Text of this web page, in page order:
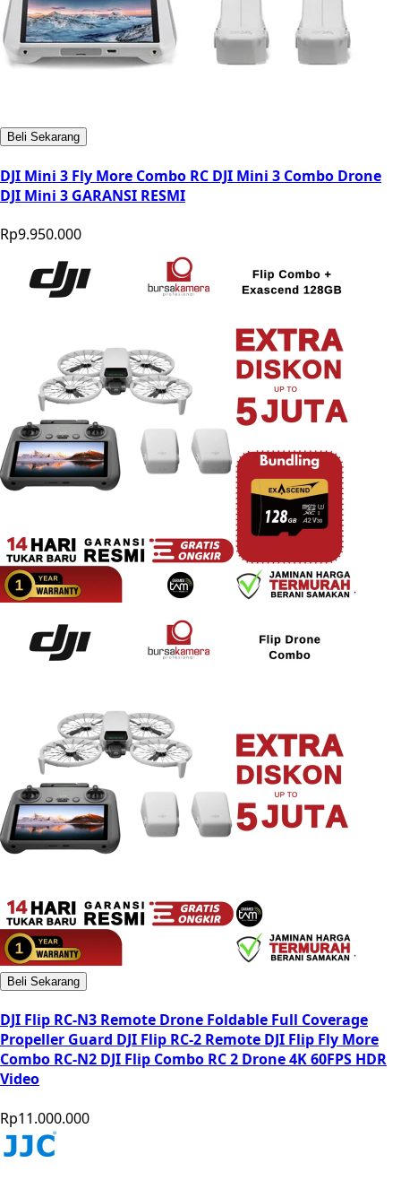
Beli Sekarang
DJI Mini 3 Fly More Combo RC DJI Mini 3 Combo Drone
DJI Mini 3 GARANSI RESMI
Rp9.950.000
Beli Sekarang
DJI Flip RC-N3 Remote Drone Foldable Full Coverage
Propeller Guard DJI Flip RC-2 Remote DJI Flip Fly More
Combo RC-N2 DJI Flip Combo RC 2 Drone 4K 60FPS HDR
Video
Rp11.000.000